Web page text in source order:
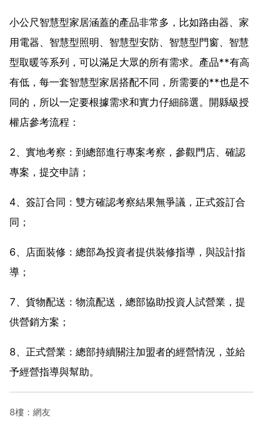
小公尺智慧型家居涵蓋的產品非常多，比如路由器、家
用電器、智慧型照明、智慧型安防、智慧型門窗、智慧
型取暖等系列，可以滿足大眾的所有需求。產品**有高
有低，每一套智慧型家居搭配不同，所需要的**也是不
同的，所以一定要根據需求和實力仔細篩選。開縣級授
權店參考流程：
2、實地考察：到總部進行專案考察，參觀門店、確認
專案，提交申請；
4、簽訂合同：雙方確認考察結果無爭議，正式簽訂合
同；
6、店面裝修：總部為投資者提供裝修指導，與設計指
導；
7、貨物配送：物流配送，總部協助投資人試營業，提
供營銷方案；
8、正式營業：總部持續關注加盟者的經營情況，並給
予經營指導與幫助。
8樓：網友